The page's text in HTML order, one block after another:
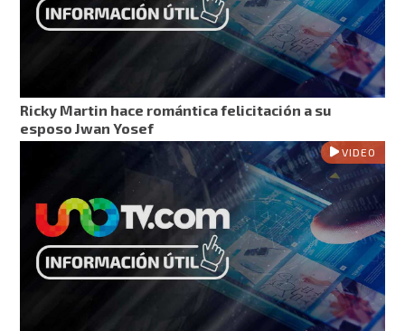
Ricky Martin hace romántica felicitación a su
esposo Jwan Yosef
VIDEO